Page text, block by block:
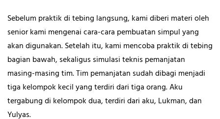
Sebelum praktik di tebing langsung, kami diberi materi oleh
senior kami mengenai cara-cara pembuatan simpul yang
akan digunakan. Setelah itu, kami mencoba praktik di tebing
bagian bawah, sekaligus simulasi teknis pemanjatan
masing-masing tim. Tim pemanjatan sudah dibagi menjadi
tiga kelompok kecil yang terdiri dari tiga orang. Aku
tergabung di kelompok dua, terdiri dari aku, Lukman, dan
Yulyas.